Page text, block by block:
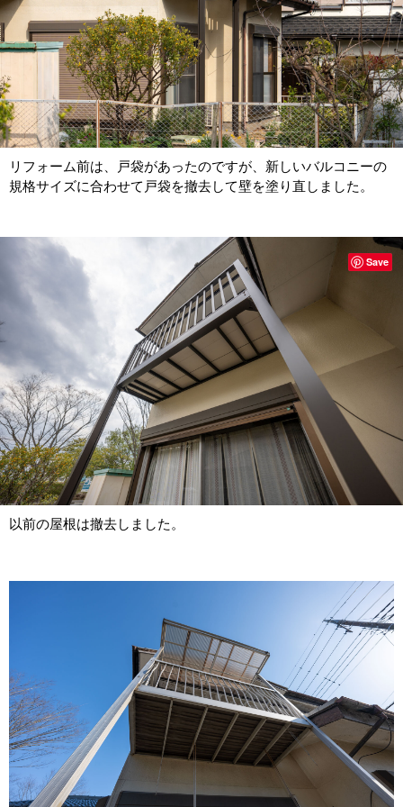
リフォーム前は、戸袋があったのですが、新しいバルコニーの
規格サイズに合わせて戸袋を撤去して壁を塗り直しました。
以前の屋根は撤去しました。
Save